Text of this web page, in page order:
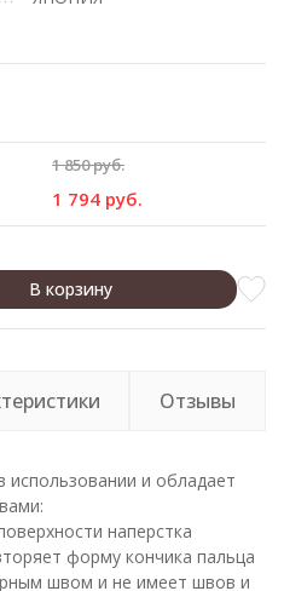
1 850 руб.
1 794 руб.
В корзину
Отзывы
и обладает
наперстка
форму кончика пальца
швом и не имеет швов и